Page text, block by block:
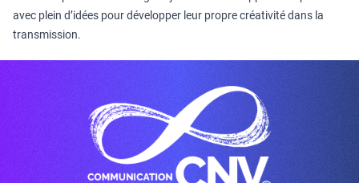
avec plein d’idées pour développer leur propre créativité dans la
transmission.